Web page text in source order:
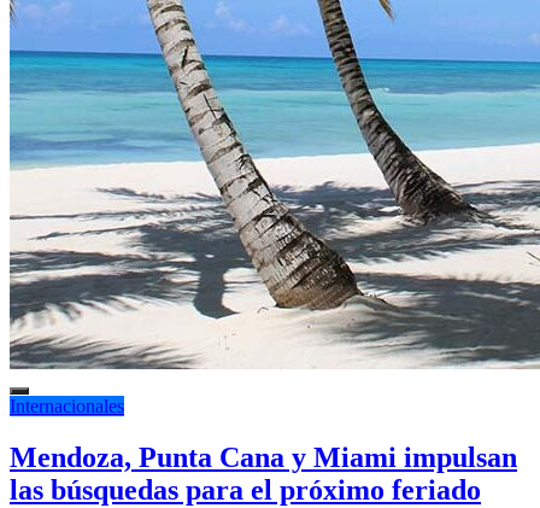
Internacionales
Mendoza, Punta Cana y Miami impulsan
las búsquedas para el próximo feriado